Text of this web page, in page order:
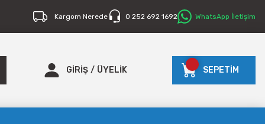
Kargom Nerede 0 252 692 1692 WhatsApp İletişim
GİRİŞ / ÜYELİK SEPETİM